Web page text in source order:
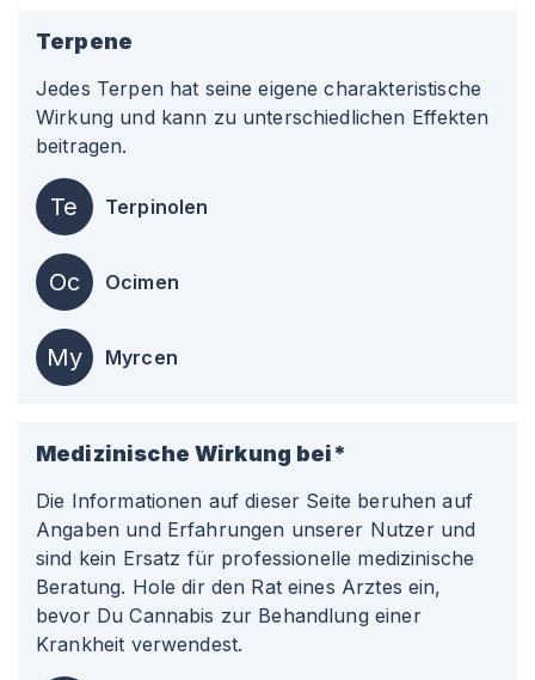
Terpene
Jedes Terpen hat seine eigene charakteristische
Wirkung und kann zu unterschiedlichen Effekten
beitragen.
Te Terpinolen
Oc Ocimen
My Myrcen
Medizinische Wirkung bei*
Die Informationen auf dieser Seite beruhen auf
Angaben und Erfahrungen unserer Nutzer und
sind kein Ersatz für professionelle medizinische
Beratung. Hole dir den Rat eines Arztes ein,
bevor Du Cannabis zur Behandlung einer
Krankheit verwendest.